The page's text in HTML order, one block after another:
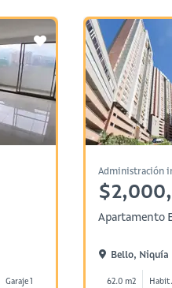
Garaje 1
Administración
Apartamento
Bello, Niquía
62.0 m2